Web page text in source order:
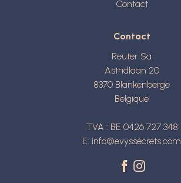
Contact
Contact
Reuter Sa
Astridlaan 20
8370 Blankenberge
Belgique
TVA : BE 0426 727 348
E: info@evyssecrets.com